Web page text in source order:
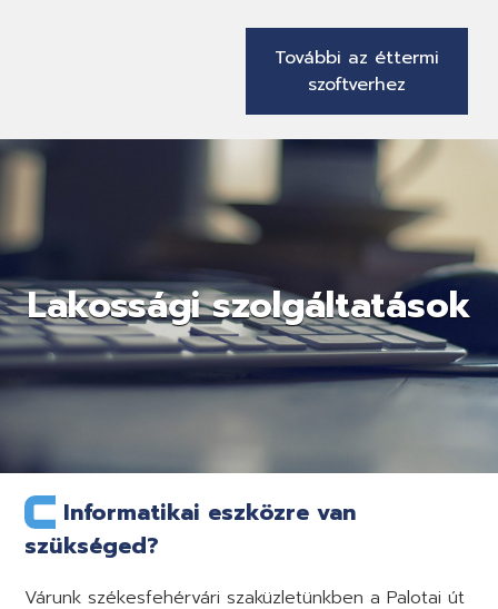
További az éttermi
szoftverhez
Lakossági szolgáltatások
Informatikai eszközre van
szükséged?
Várunk székesfehérvári szaküzletünkben a Palotai út